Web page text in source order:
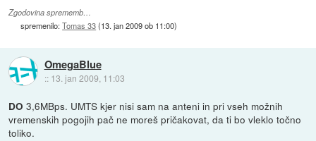
Zgodovina sprememb…
spremenilo:Tomas 33(13. jan 2009 ob 11:00)
OmegaBlue
:: 13. jan 2009, 11:03
DO 3,6MBps. UMTS kjer nisi sam na anteni in pri vseh možnih
vremenskih pogojih pač ne moreš pričakovat, da ti bo vleklo točno
toliko.